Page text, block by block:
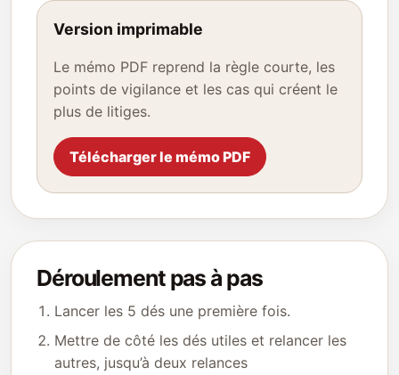
Version imprimable
Le mémo PDF reprend la règle courte, les
points de vigilance et les cas qui créent le
plus de litiges.
Télécharger le mémo PDF
Déroulement pas à pas
Lancer les 5 dés une première fois.
Mettre de côté les dés utiles et relancer les
autres, jusqu’à deux relances